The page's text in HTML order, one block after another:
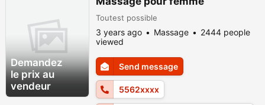
Demandez
le prix au
vendeur
Toutest possible
3 years ago Massage
2444 people
viewed
Send message
5562xxxx